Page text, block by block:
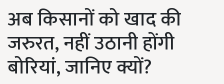
अब किसानों को खाद की
जरुरत, नहीं उठानी होंगी
बोरियां, जानिए क्यों?